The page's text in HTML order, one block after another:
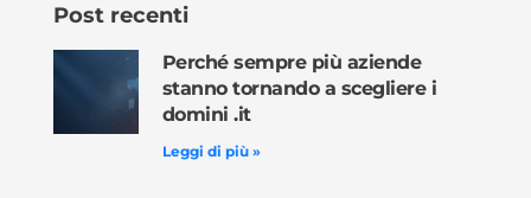
Post recenti
Perché sempre più aziende
stanno tornando a scegliere i
domini .it
Leggi di più »